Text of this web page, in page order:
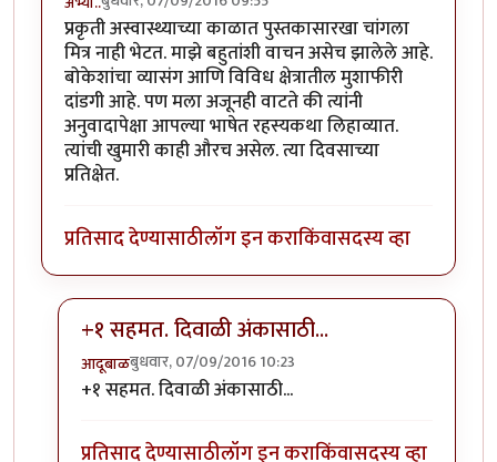
प्रकृती अस्वास्थ्याच्या काळात पुस्तकासारखा चांगला
मित्र नाही भेटत. माझे बहुतांशी वाचन असेच झालेले आहे.
बोकेशांचा व्यासंग आणि विविध क्षेत्रातील मुशाफीरी
दांडगी आहे. पण मला अजूनही वाटते की त्यांनी
अनुवादापेक्षा आपल्या भाषेत रहस्यकथा लिहाव्यात.
त्यांची खुमारी काही औरच असेल. त्या दिवसाच्या
प्रतिक्षेत.
प्रतिसाद देण्यासाठीलॉग इन कराकिंवासदस्य व्हा
+१ सहमत. दिवाळी अंकासाठी...
आदूबाळबुधवार, 07/09/2016 10:23
In reply toप्रकृती अस्वास्थ्याच्या काळात
+१ सहमत. दिवाळी अंकासाठी...
प्रतिसाद देण्यासाठीलॉग इन कराकिंवासदस्य व्हा